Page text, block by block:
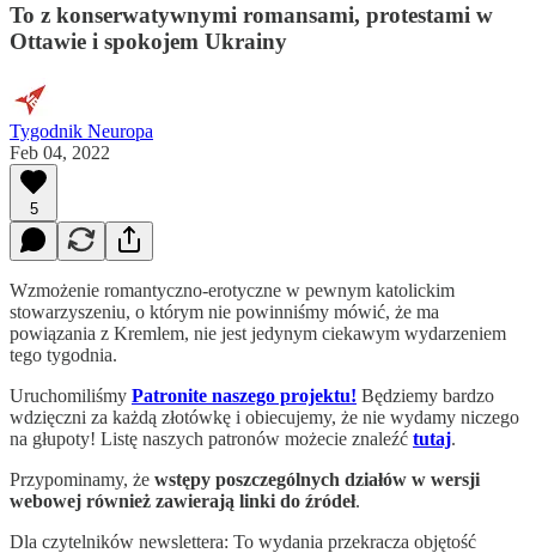
To z konserwatywnymi romansami, protestami w
Ottawie i spokojem Ukrainy
Tygodnik Neuropa
Feb 04, 2022
5
Wzmożenie romantyczno-erotyczne w pewnym katolickim
stowarzyszeniu, o którym nie powinniśmy mówić, że ma
powiązania z Kremlem, nie jest jedynym ciekawym wydarzeniem
tego tygodnia.
Uruchomiliśmy Patronite naszego projektu! Będziemy bardzo
wdzięczni za każdą złotówkę i obiecujemy, że nie wydamy niczego
na głupoty! Listę naszych patronów możecie znaleźć tutaj.
Przypominamy, że wstępy poszczególnych działów w wersji
webowej również zawierają linki do źródeł.
Dla czytelników newslettera: To wydania przekracza objętość